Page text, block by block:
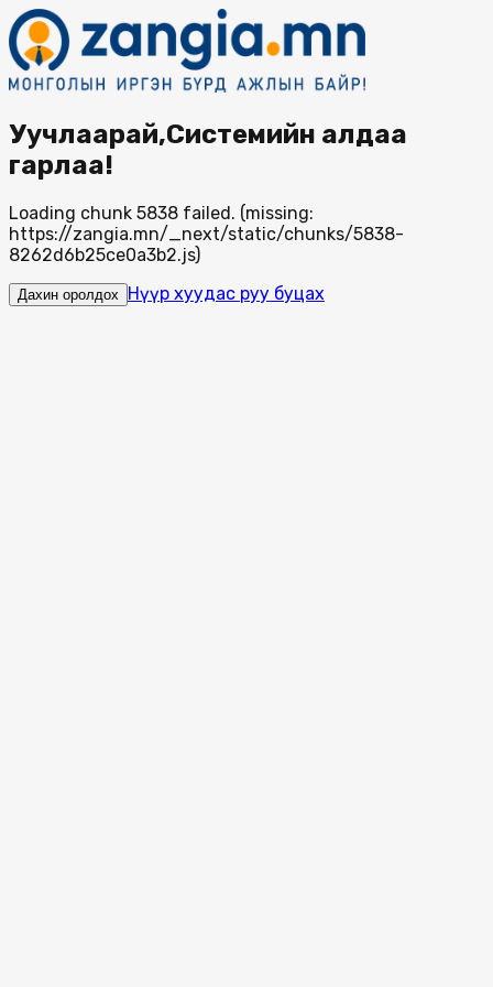
Уучлаарай,Системийн алдаа
гарлаа!
Loading chunk 5838 failed. (missing:
https://zangia.mn/_next/static/chunks/5838-
8262d6b25ce0a3b2.js)
Дахин оролдох Нүүр хуудас руу буцах